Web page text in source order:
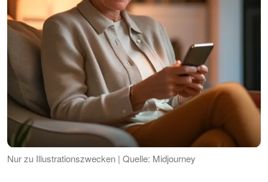
Nur zu Illustrationszwecken | Quelle: Midjourney